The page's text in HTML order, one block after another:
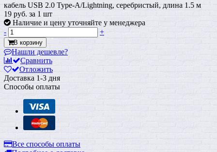
кабель USB 2.0 Type-A/Lightning, серебристый, длина 1.5 м
19 руб. за 1 шт
Наличие и цену уточняйте у менеджера
-
+
В корзину
Нашли дешевле?
Сравнить
Отложить
Доставка 1-3 дня
Способы оплаты
Все способы оплаты